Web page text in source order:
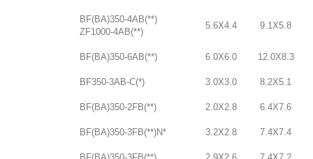
BF(BA)350-4AB(**)
ZF1000-4AB(**)
5.6X4.4 9.1X5.8
BF(BA)350-6AB(**) 6.0X6.0 12.0X8.3
BF350-3AB-C(*) 3.0X3.0 8.2X5.1
BF(BA)350-2FB(**) 2.0X2.8 6.4X7.6
BF(BA)350-3FB(**)N* 3.2X2.8 7.4X7.4